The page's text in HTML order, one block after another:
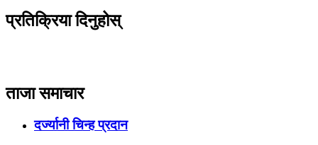
प्रतिक्रिया दिनुहोस्
ताजा समाचार
दर्ज्यानी चिन्ह प्रदान